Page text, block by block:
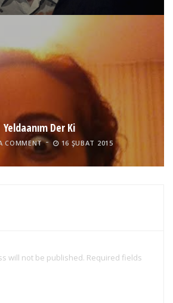
Yeldaanım Der Ki
COMMENT 16 ŞUBAT 2015
will not be published. Required fields